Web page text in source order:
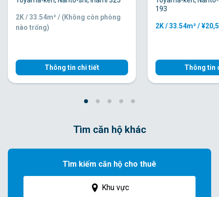
2K / 33.54m² / (Không còn phòng
nào trống)
Thông tin chi tiết
193
2K / 33.54m² /
Thông tin
Tìm căn hộ khác
Tìm kiếm căn hộ cho thuê
Khu vực